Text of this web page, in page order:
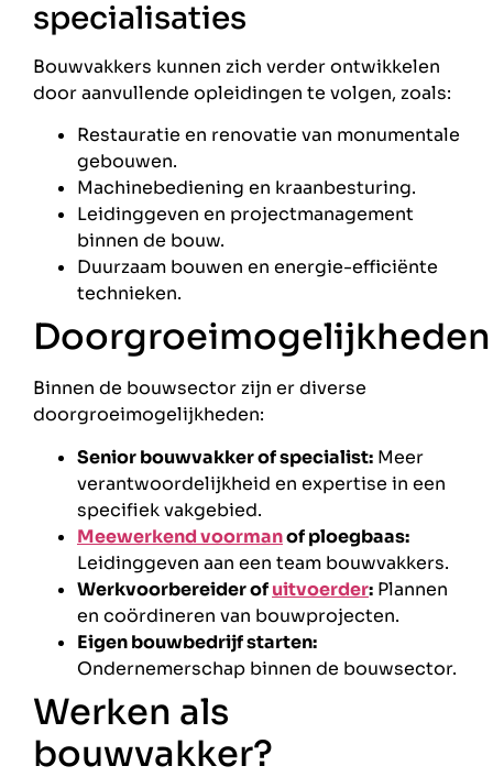
specialisaties
Bouwvakkers kunnen zich verder ontwikkelen
door aanvullende opleidingen te volgen, zoals:
Restauratie en renovatie van monumentale
gebouwen.
Machinebediening en kraanbesturing.
Leidinggeven en projectmanagement
binnen de bouw.
Duurzaam bouwen en energie-efficiënte
technieken.
Doorgroeimogelijkheden
Binnen de bouwsector zijn er diverse
doorgroeimogelijkheden:
Senior bouwvakker of specialist: Meer
verantwoordelijkheid en expertise in een
specifiek vakgebied.
Meewerkend voormanof ploegbaas:
Leidinggeven aan een team bouwvakkers.
Werkvoorbereider ofuitvoerder: Plannen
en coördineren van bouwprojecten.
Eigen bouwbedrijf starten:
Ondernemerschap binnen de bouwsector.
Werken als
bouwvakker?